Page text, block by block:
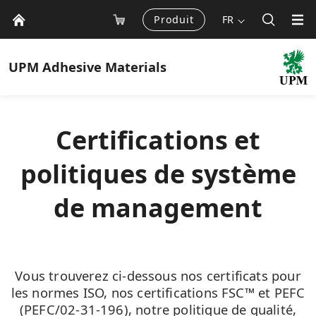
Produit FR
UPM Adhesive Materials
Certifications et
politiques de système
de management
Vous trouverez ci-dessous nos certificats pour
les normes ISO, nos certifications FSC™ et PEFC
(PEFC/02-31-196), notre politique de qualité,